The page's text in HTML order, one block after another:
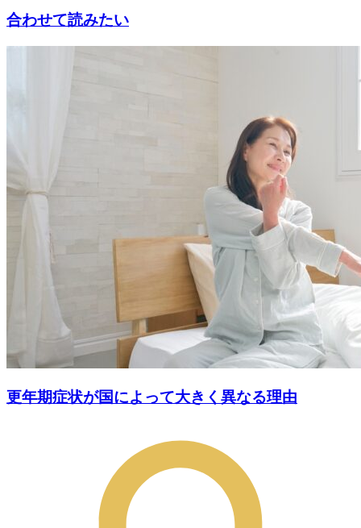
合わせて読みたい
更年期症状が国によって大きく異なる理由